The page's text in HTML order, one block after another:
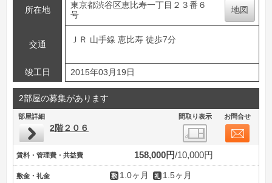
所在地
東京都渋谷区恵比寿一丁目２３番６
号
地図
交通
ＪＲ 山手線 恵比寿 徒歩7分
竣工日 2015年03月19日
2部屋の募集があります
部屋詳細 間取り表示 お問合せ
2階２０６
賃料・管理費・共益費 158,000円 10,000円
敷金・礼金 1.0ヶ月 1.5ヶ月